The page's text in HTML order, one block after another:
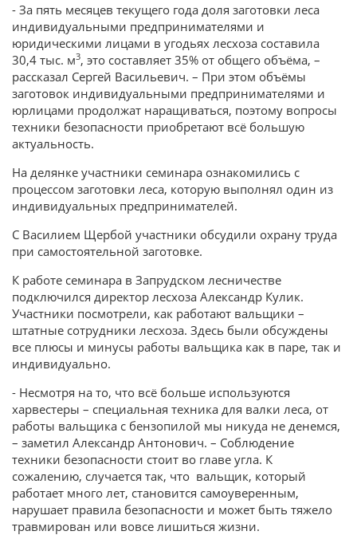
- За пять месяцев текущего года доля заготовки леса
индивидуальными предпринимателями и
юридическими лицами в угодьях лесхоза составила
30,4 тыс. м3, это составляет 35% от общего объёма, –
рассказал Сергей Васильевич. – При этом объёмы
заготовок индивидуальными предпринимателями и
юрлицами продолжат наращиваться, поэтому вопросы
техники безопасности приобретают всё большую
актуальность.
На делянке участники семинара ознакомились с
процессом заготовки леса, которую выполнял один из
индивидуальных предпринимателей.
С Василием Щербой участники обсудили охрану труда
при самостоятельной заготовке.
К работе семинара в Запрудском лесничестве
подключился директор лесхоза Александр Кулик.
Участники посмотрели, как работают вальщики –
штатные сотрудники лесхоза. Здесь были обсуждены
все плюсы и минусы работы вальщика как в паре, так и
индивидуально.
- Несмотря на то, что всё больше используются
харвестеры – специальная техника для валки леса, от
работы вальщика с бензопилой мы никуда не денемся,
– заметил Александр Антонович. – Соблюдение
техники безопасности стоит во главе угла. К
сожалению, случается так, что вальщик, который
работает много лет, становится самоуверенным,
нарушает правила безопасности и может быть тяжело
травмирован или вовсе лишиться жизни.